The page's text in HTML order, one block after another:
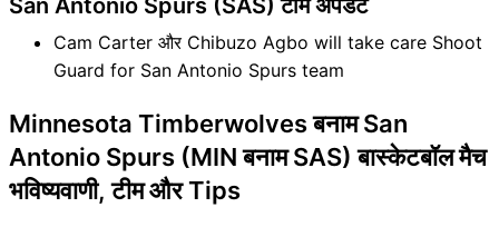
San Antonio Spurs (SAS) टीम अपडेट
Cam Carter और Chibuzo Agbo will take care Shoot
Guard for San Antonio Spurs team
Minnesota Timberwolves बनाम San
Antonio Spurs (MIN बनाम SAS) बास्केटबॉल मैच
भविष्यवाणी, टीम और Tips